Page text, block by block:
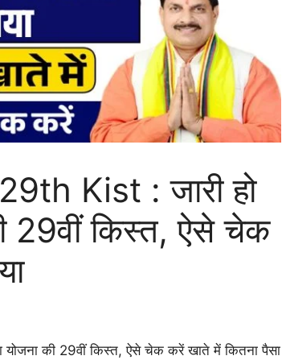
Kist : जारी हो
29वीं किस्त, ऐसे चेक
की 29वीं किस्त, ऐसे चेक करें खाते में कितना पैसा